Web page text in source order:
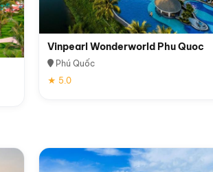
Vinpearl Wonderworld Phu Quoc
Phú Quốc
★ 5.0